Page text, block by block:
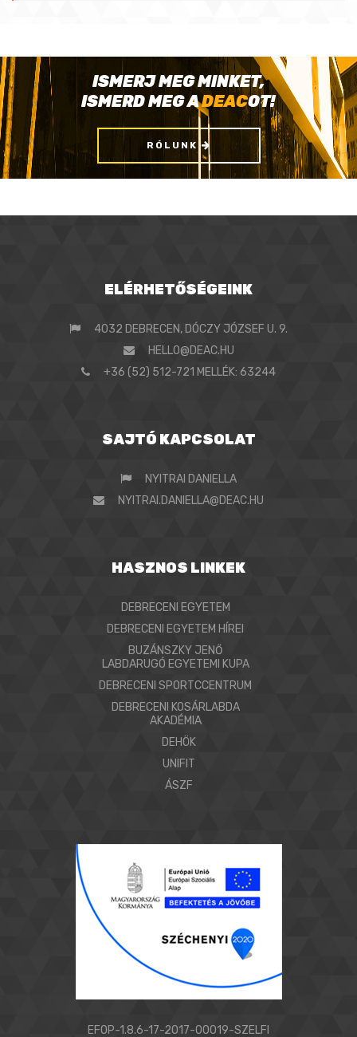
ISMERJ MEG MINKET,
ISMERD MEG ADEACOT!
RÓLUNK
ELÉRHETŐSÉGEINK
4032 DEBRECEN, DÓCZY JÓZSEF U. 9.
HELLO@DEAC.HU
+36 (52) 512-721 MELLÉK: 63244
SAJTÓ KAPCSOLAT
NYITRAI DANIELLA
NYITRAI.DANIELLA@DEAC.HU
HASZNOS LINKEK
DEBRECENI EGYETEM
DEBRECENI EGYETEM HÍREI
BUZÁNSZKY JENŐ
LABDARUGÓ EGYETEMI KUPA
DEBRECENI SPORTCCENTRUM
DEBRECENI KOSÁRLABDA
AKADÉMIA
DEHÖK
UNIFIT
ÁSZF
EFOP-1.8.6-17-2017-00019-SZELFI